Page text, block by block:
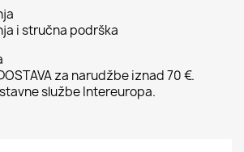
i stručna podrška
za narudžbe iznad 70 €.
službe Intereuropa.